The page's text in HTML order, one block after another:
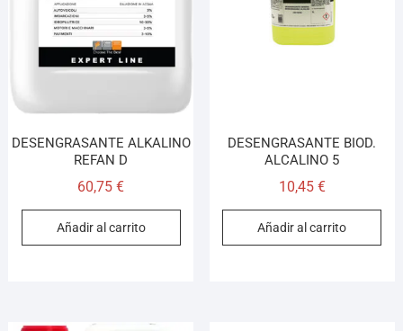
DESENGRASANTE ALKALINO
REFAN D
60,75€
Añadir al carrito
DESENGRASANTE BIOD.
ALCALINO 5
10,45 €
Añadir al carrito